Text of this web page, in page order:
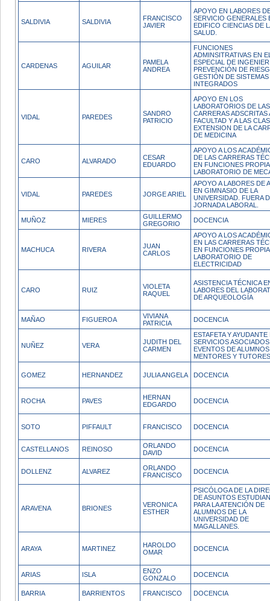
SALDIVIA SALDIVIA
FRANCISCO
JAVIER
APOYO EN LABORES
SERVICIO GENERALES
EDIFICO CIENCIAS DE
SALUD.
CARDENAS AGUILAR
PAMELA
ANDREA
FUNCIONES
ADMINSITRATIVAS EN
ESPECIAL DE
PREVENCIÓN DE
GESTIÓN DE SISTEMAS
INTEGRADOS
VIDAL PAREDES
SANDRO
PATRICIO
APOYO EN LOS
LABORATORIOS DE LAS
CARRERAS ADSCRITAS
FACULTAD Y A LAS
EXTENSION DE LA
DE MEDICINA
CARO ALVARADO
CESAR
EDUARDO
APOYO A LOS
DE LAS CARRERAS
EN FUNCIONES
LABORATORIO DE
VIDAL PAREDES JORGE ARIEL
APOYO A LABORES DE
EN GIMNASIO DE LA
UNIVERSIDAD. FUERA
JORNADA LABORAL.
MUÑOZ MIERES
GUILLERMO
GREGORIO
DOCENCIA
MACHUCA RIVERA
JUAN
CARLOS
APOYO A LOS
EN LAS CARRERAS
EN FUNCIONES
LABORATORIO DE
ELECTRICIDAD
CARO RUIZ
VIOLETA
RAQUEL
ASISTENCIA TÉCNICA
LABORES DEL
DE ARQUEOLOGÍA
MAÑAO FIGUEROA
VIVIANA
PATRICIA
DOCENCIA
NUÑEZ VERA
JUDITH DEL
CARMEN
ESTAFETA Y AYUDANTE
SERVICIOS ASOCIADOS
EVENTOS DE
MENTORES Y TUTORES
GOMEZ HERNANDEZ JULIA ANGELA DOCENCIA
ROCHA PAVES
HERNAN
EDGARDO
DOCENCIA
SOTO PIFFAULT FRANCISCO DOCENCIA
CASTELLANOS REINOSO
ORLANDO
DAVID
DOCENCIA
DOLLENZ ALVAREZ
ORLANDO
FRANCISCO
DOCENCIA
ARAVENA BRIONES
VERONICA
ESTHER
PSICÓLOGA DE LA
DE ASUNTOS
PARA LA ATENCIÓN DE
ALUMNOS DE LA
UNIVERSIDAD DE
MAGALLANES.
ARAYA MARTINEZ
HAROLDO
OMAR
DOCENCIA
ARIAS ISLA
ENZO
GONZALO
DOCENCIA
BARRIA BARRIENTOS FRANCISCO DOCENCIA